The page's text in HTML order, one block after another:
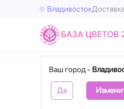
Владивосток
Ваш город -
Да
Фильтры